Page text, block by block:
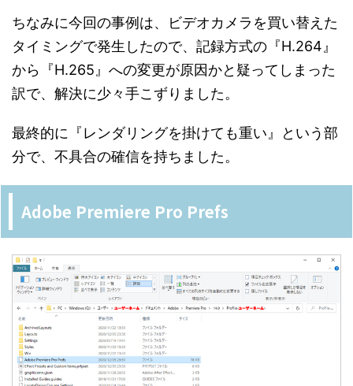
ちなみに今回の事例は、ビデオカメラを買い替えた
タイミングで発生したので、記録方式の『H.264』
から『H.265』への変更が原因かと疑ってしまった
訳で、解決に少々手こずりました。
最終的に『レンダリングを掛けても重い』という部
分で、不具合の確信を持ちました。
Adobe Premiere Pro Prefs